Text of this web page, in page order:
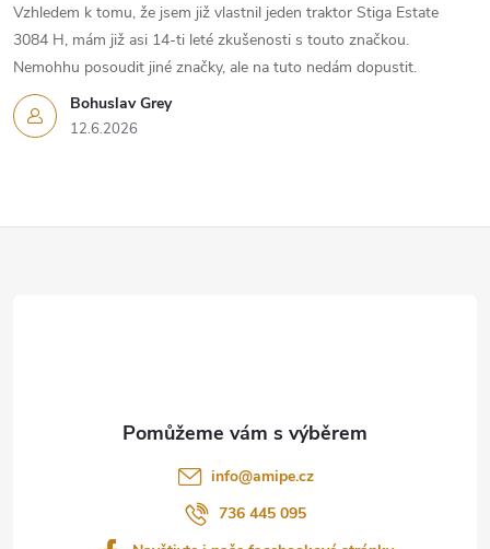
Bohuslav Grey
12.6.2026
Vzhledem k tomu, že jsem již vlastnil jeden traktor Stiga Estate
3084 H, mám již asi 14-ti leté zkušenosti s touto značkou.
Nemohhu posoudit jiné značky, ale na tuto nedám dopustit.
info@amipe.cz
736 445 095